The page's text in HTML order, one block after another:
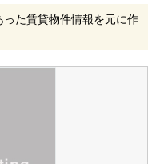
た賃貸物件情報を元に作